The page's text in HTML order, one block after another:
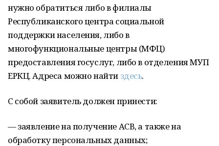
нужно обратиться либо в филиалы
Республиканского центра социальной
поддержки населения, либо в
многофункциональные центры (МФЦ)
предоставления госуслуг, либо в отделения МУП
ЕРКЦ. Адреса можно найти здесь.
С собой заявитель должен принести:
— заявление на получение АСВ, а также на
обработку персональных данных;